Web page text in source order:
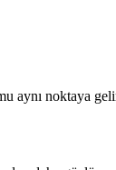
aynı noktaya